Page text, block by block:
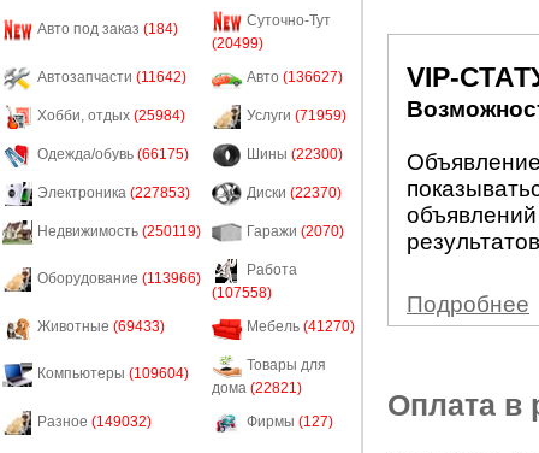
Авто под заказ (184)
Суточно-Тут
(20499)
Автозапчасти (11642) Авто (136627)
Хобби, отдых (25984) Услуги (71959)
Одежда/обувь (66175) Шины (22300)
Электроника (227853) Диски (22370)
Недвижимость (250119) Гаражи (2070)
Оборудование (113966)
Работа
(107558)
Животные (69433) Мебель (41270)
Компьютеры (109604)
Товары для
дома (22821)
Разное (149032) Фирмы (127)
VIP-
Подробнее
Оплата в